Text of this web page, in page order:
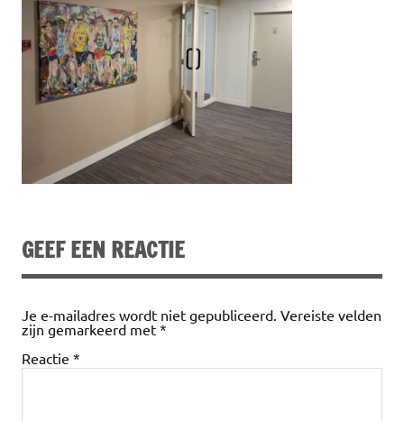
GEEF EEN REACTIE
Je e-mailadres wordt niet gepubliceerd. Vereiste velden
zijn gemarkeerd met *
Reactie *